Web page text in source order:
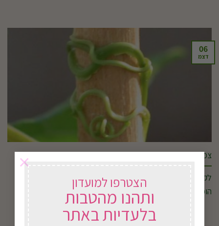
הצטרפו למועדון
ותהנו מהטבות
בלעדיות באתר
× צמחים מטפסים
לקבוצות המטפסים שימושים נרחבים בגן הנוי. יתרונותיהם הרבים
הופכים את הימצאותם בגינות הנוי לתוספת חיובית [...]
06
דצמ